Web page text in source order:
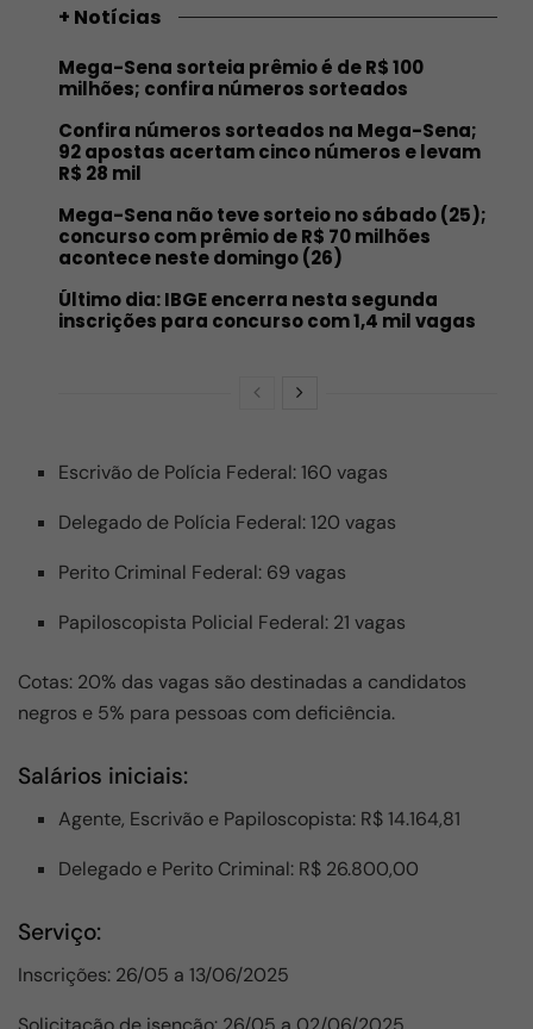
+ Notícias
Mega-Sena sorteia prêmio é de R$ 100
milhões; confira números sorteados
Confira números sorteados na Mega-Sena;
92 apostas acertam cinco números e levam
R$ 28 mil
Mega-Sena não teve sorteio no sábado (25);
concurso com prêmio de R$ 70 milhões
acontece neste domingo (26)
Último dia: IBGE encerra nesta segunda
inscrições para concurso com 1,4 mil vagas
Escrivão de Polícia Federal: 160 vagas
Delegado de Polícia Federal: 120 vagas
Perito Criminal Federal: 69 vagas
Papiloscopista Policial Federal: 21 vagas
Cotas: 20% das vagas são destinadas a candidatos
negros e 5% para pessoas com deficiência.
Salários iniciais:
Agente, Escrivão e Papiloscopista: R$ 14.164,81
Delegado e Perito Criminal: R$ 26.800,00
Serviço:
Inscrições: 26/05 a 13/06/2025